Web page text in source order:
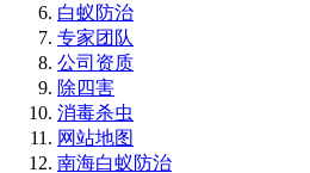
白蚁防治
专家团队
公司资质
除四害
消毒杀虫
网站地图
南海白蚁防治